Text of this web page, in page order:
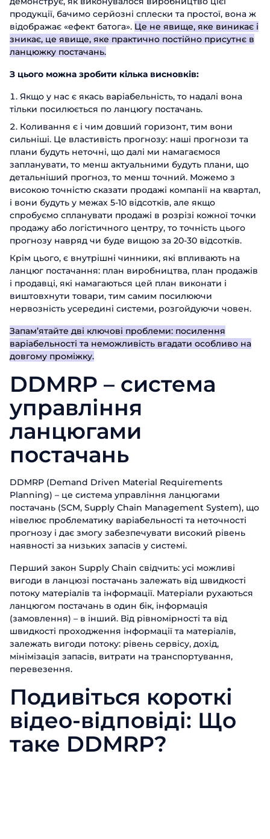
продукції, бачимо серйозні сплески та простої, вона ж
відображає «ефект батога». Це не явище, яке виникає і
зникає, це явище, яке практично постійно присутнє в
ланцюжку постачань.
З цього можна зробити кілька висновків:
Якщо у нас є якась варіабельність, то надалі вона
тільки посилюється по ланцюгу постачань.
Коливання є і чим довший горизонт, тим вони
сильніші. Це властивість прогнозу: наші прогнози та
плани будуть неточні, що далі ми намагаємося
запланувати, то менш актуальними будуть плани, що
детальніший прогноз, то менш точний. Можемо з
високою точністю сказати продажі компанії на квартал,
і вони будуть у межах 5-10 відсотків, але якщо
спробуємо спланувати продажі в розрізі кожної точки
продажу або логістичного центру, то точність цього
прогнозу навряд чи буде вищою за 20-30 відсотків.
Крім цього, є внутрішні чинники, які впливають на
ланцюг постачання: план виробництва, план продажів
і продавці, які намагаються цей план виконати і
виштовхнути товари, тим самим посилюючи
нервозність усередині системи, розгойдуючи човен.
Запам’ятайте дві ключові проблеми: посилення
варіабельності та неможливість вгадати особливо на
довгому проміжку.
DDMRP – система
управління
ланцюгами
постачань
DDMRP (Demand Driven Material Requirements
Planning) – це система управління ланцюгами
постачань (SCM, Supply Chain Management System), що
нівелює проблематику варіабельності та неточності
прогнозу і дає змогу забезпечувати високий рівень
наявності за низьких запасів у системі.
Перший закон Supply Chain свідчить: усі можливі
вигоди в ланцюзі постачань залежать від швидкості
потоку матеріалів та інформації. Матеріали рухаються
ланцюгом постачань в один бік, інформація
(замовлення) – в інший. Від рівномірності та від
швидкості проходження інформації та матеріалів,
залежать вигоди потоку: рівень сервісу, дохід,
мінімізація запасів, витрати на транспортування,
перевезення.
Подивіться короткі
відео-відповіді: Що
таке DDMRP?